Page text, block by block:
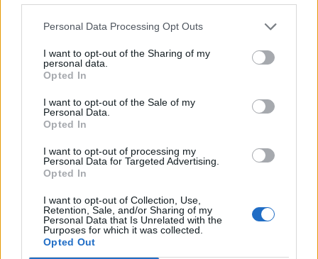
Personal Data Processing Opt Outs
I want to opt-out of the Sharing of my
personal data.
Opted In
I want to opt-out of the Sale of my
Personal Data.
Opted In
I want to opt-out of processing my
Personal Data for Targeted Advertising.
Opted In
I want to opt-out of Collection, Use,
Retention, Sale, and/or Sharing of my
Personal Data that Is Unrelated with the
Purposes for which it was collected.
Opted Out
Commenti
Accedioregistratiper commentare questo
articolo.
L'email è richiesta ma non verrà mostrata ai visitatori. Il contenuto di questo